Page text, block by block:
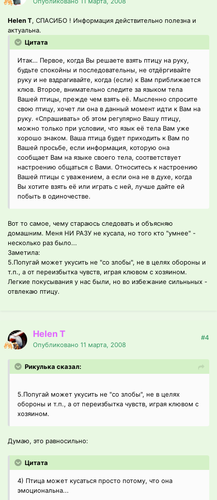
Helen T, СПАСИБО ! Информация действительно полезна и
актуальна.
Цитата
Итак… Первое, когда Вы решаете взять птицу на руку,
будьте спокойны и последовательны, не отдёргивайте
руку и не вздрагивайте, когда (если) к Вам приближается
клюв. Второе, внимательно следите за языком тела
Вашей птицы, прежде чем взять её. Мысленно спросите
свою птицу, хочет ли она в данный момент идти к Вам на
руку. «Спрашивать» об этом регулярно Вашу птицу,
можно только при условии, что язык её тела Вам уже
хорошо знаком. Ваша птица будет приходить к Вам по
Вашей просьбе, если информация, которую она
сообщает Вам на языке своего тела, соответствует
настроению общаться с Вами. Относитесь к настроению
Вашей птицы с уважением, а если она не в духе, когда
Вы хотите взять её или играть с ней, лучше дайте ей
побыть в одиночестве.
Вот то самое, чему стараюсь следовать и объясняю
домашним. Меня НИ РАЗУ не кусала, но того кто "умнее" -
несколько раз было...
Заметила:
5.Попугай может укусить не "со злобы", не в целях обороны и
т.п., а от переизбытка чувств, играя клювом с хозяином.
Легкие покусывания у нас были, но во избежание сильньных -
отвлекаю птицу.
Helen T
Опубликовано 11 марта, 2008
#4
Рикулька сказал:
5.Попугай может укусить не "со злобы", не в целях
обороны и т.п., а от переизбытка чувств, играя клювом с
хозяином.
Думаю, это равносильно:
Цитата
4) Птица может кусаться просто потому, что она
эмоциональна...